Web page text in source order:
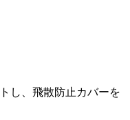
し、飛散防止カバーを